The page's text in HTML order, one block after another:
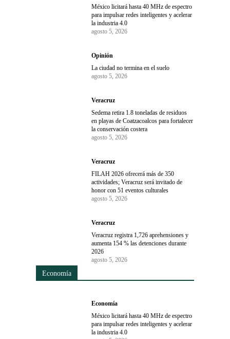
México licitará hasta 40 MHz de espectro
para impulsar redes inteligentes y acelerar
la industria 4.0
agosto 5, 2026
Opinión
La ciudad no termina en el suelo
agosto 5, 2026
Veracruz
Sedema retira 1.8 toneladas de residuos
en playas de Coatzacoalcos para fortalecer
la conservación costera
agosto 5, 2026
Veracruz
FILAH 2026 ofrecerá más de 350
actividades; Veracruz será invitado de
honor con 51 eventos culturales
agosto 5, 2026
Veracruz
Veracruz registra 1,726 aprehensiones y
aumenta 154 % las detenciones durante
2026
agosto 5, 2026
Economía
Economía
México licitará hasta 40 MHz de espectro
para impulsar redes inteligentes y acelerar
la industria 4.0